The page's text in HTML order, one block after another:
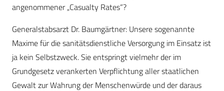
angenommener „Casualty Rates“?
Generalstabsarzt Dr. Baumgärtner: Unsere sogenannte
Maxime für die sanitäts­dienst­liche Versorgung im Einsatz ist
ja kein Selbstzweck. Sie entspringt vielmehr der im
Grundgesetz verankerten Verpflichtung aller staatlichen
Gewalt zur Wahrung der Menschenwürde und der daraus